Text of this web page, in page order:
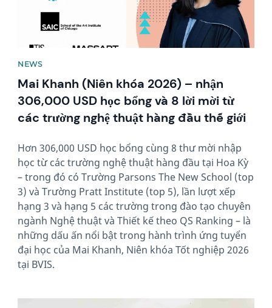
NEWS
Mai Khanh (Niên khóa 2026) – nhận
306,000 USD học bổng và 8 lời mời từ
các trường nghệ thuật hàng đầu thế giới
Hơn 306,000 USD học bổng cùng 8 thư mời nhập
học từ các trường nghệ thuật hàng đầu tại Hoa Kỳ
– trong đó có Trường Parsons The New School (top
3) và Trường Pratt Institute (top 5), lần lượt xếp
hạng 3 và hạng 5 các trường trong đào tạo chuyên
ngành Nghệ thuật và Thiết kế theo QS Ranking – là
những dấu ấn nổi bật trong hành trình ứng tuyển
đại học của Mai Khanh, Niên khóa Tốt nghiệp 2026
tại BVIS.